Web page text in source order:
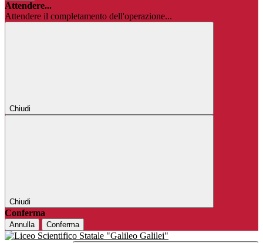
Attendere...
Attendere il completamento dell'operazione...
Chiudi
Chiudi
Conferma
Annulla Conferma